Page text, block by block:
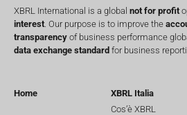
XBRL International is a global not for profit
interest . Our purpose is to improve the
transparency of business performance
data exchange standard for business
Home
XBRL Italia
Cos’è XBRL